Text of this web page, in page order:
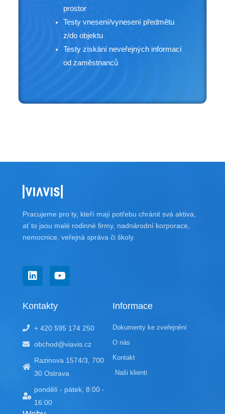
prostor
Testy vnesení/vynesení předmětu
z/do objektu
Testy získání neveřejných informací
od zaměstnanců
Pracujeme pro ty, kteří mají potřebu chránit svá aktiva,
ať to jsou malé rodinné firmy, nadnárodní korporace,
nemocnice, veřejná správa či školy.
L
i
e
n
Y
o
e
Kontakty
+ 420 595 174 250
obchod@viavis.cz
Razinova 1574/3, 700
30 Ostrava
pondělí - pátek, 8:00 -
16:00
Informace
Dokumenty ke zveřejnění
O nás
Kontakt
Naši klienti